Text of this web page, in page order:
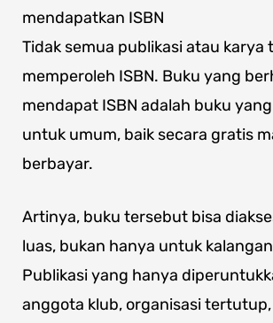
mendapatkan ISBN
Tidak semua publikasi atau karya
memperoleh ISBN. Buku yang
mendapat ISBN adalah buku
untuk umum, baik secara gratis
berbayar.
Artinya, buku tersebut bisa
luas, bukan hanya untuk
Publikasi yang hanya
anggota klub, organisasi